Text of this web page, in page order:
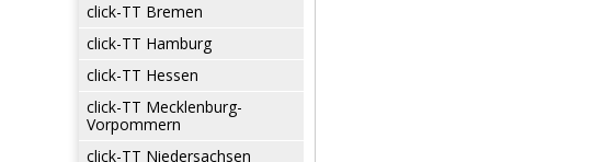
click-TT Bremen
click-TT Hamburg
click-TT Hessen
click-TT Mecklenburg-
Vorpommern
click-TT Niedersachsen